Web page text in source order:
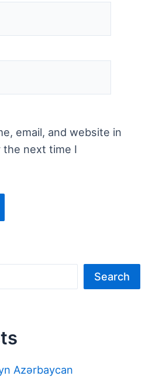
email, and website in
next time I
Search
Azərbaycan